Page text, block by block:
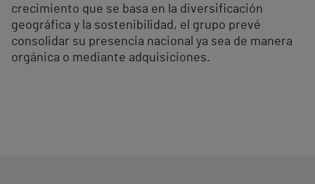
crecimiento que se basa en la diversificación
geográfica y la sostenibilidad, el grupo prevé
consolidar su presencia nacional ya sea de manera
orgánica o mediante adquisiciones.